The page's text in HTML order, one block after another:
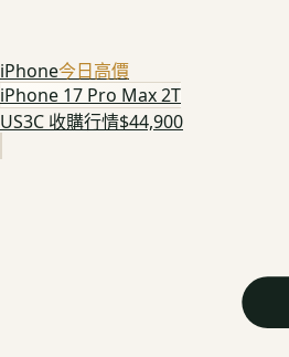
iPhone今日高價
iPhone 17 Pro Max 2T
US3C 收購行情$44,900